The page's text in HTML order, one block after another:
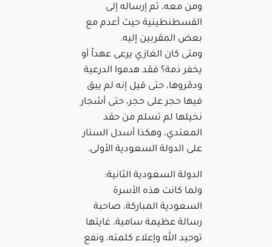
ومن معه، تم إرساله إلى
القسطنطينية حيث أعدم مع
بعض المقربين إليه.
ومتى كان الغازي يرعى عهداً أو
يخفر ذمة؟ فقد هدموا الدرعية
ودمّروها، حتى قيل إنه لم يبق
فيها حجر على حجر، حتى أشجار
نخيلها لم تسلم من حقد
المعتدي، وهكذا أسدل الستار
على الدولة السعودية الأولى.
الدولة السعودية الثانية:
ولما كانت هذه الأسرة
السعودية المباركة، صاحبة
رسالة عظيمة سامية، غايتها
توحيد الله وإعلاء كلمته، ونفع